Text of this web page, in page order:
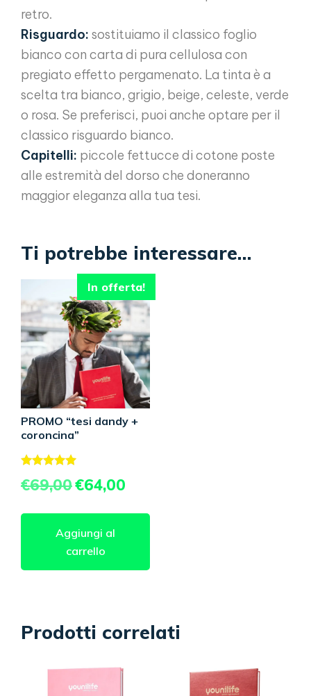
retro.
Risguardo: sostituiamo il classico foglio
bianco con carta di pura cellulosa con
pregiato effetto pergamenato. La tinta è a
scelta tra bianco, grigio, beige, celeste, verde
o rosa. Se preferisci, puoi anche optare per il
classico risguardo bianco.
Capitelli: piccole fettucce di cotone poste
alle estremità del dorso che doneranno
maggior eleganza alla tua tesi.
Ti potrebbe interessare…
In offerta!
PROMO “tesi dandy +
coroncina”
5.00
€69,00 Il
originale
era:
€69,00.
€64,00
attuale
Aggiungi al
carrello
Prodotti correlati